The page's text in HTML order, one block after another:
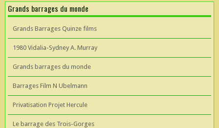
Grands barrages du monde
Grands Barrages Quinze films
1980 Vidalia-Sydney A. Murray
Grands barrages du monde
Barrages Film N Ubelmann
Privatisation Projet Hercule
Le barrage des Trois-Gorges